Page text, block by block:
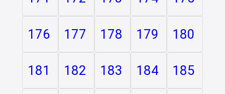
176 177 178 179 180
181 182 183 184 185